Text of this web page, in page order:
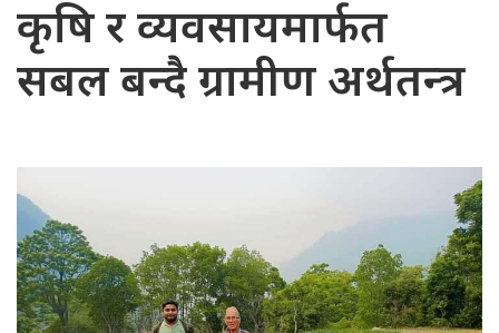
कृषि र व्यवसायमार्फत
सबल बन्दै ग्रामीण अर्थतन्त्र